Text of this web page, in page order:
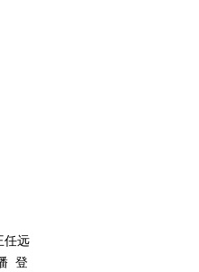
任远
登